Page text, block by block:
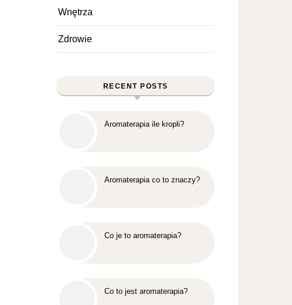
Wnętrza
Zdrowie
RECENT POSTS
Aromaterapia ile kropli?
Aromaterapia co to znaczy?
Co je to aromaterapia?
Co to jest aromaterapia?